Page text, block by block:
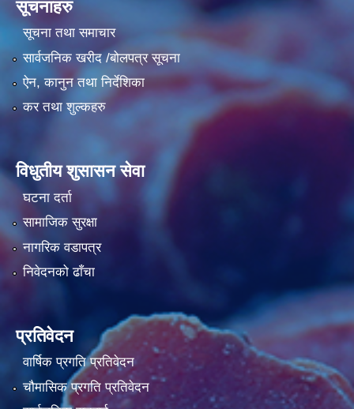
सूचनाहरु
सूचना तथा समाचार
सार्वजनिक खरीद /बोलपत्र सूचना
ऐन, कानुन तथा निर्देशिका
कर तथा शुल्कहरु
विधुतीय शुसासन सेवा
घटना दर्ता
सामाजिक सुरक्षा
नागरिक वडापत्र
निवेदनको ढाँचा
प्रतिवेदन
वार्षिक प्रगति प्रतिवेदन
चौमासिक प्रगति प्रतिवेदन